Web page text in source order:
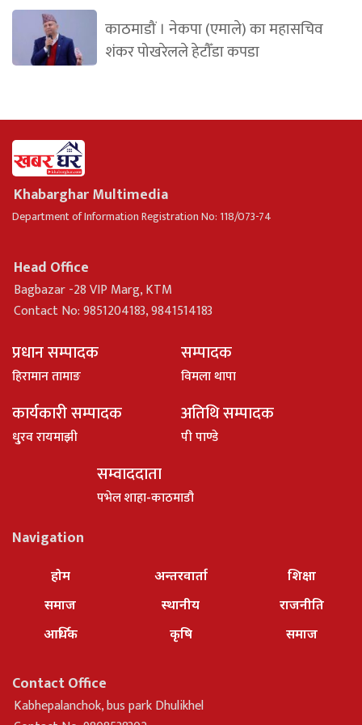
काठमाडौं । नेकपा (एमाले) का महासचिव
शंकर पोखरेलले हेटौँडा कपडा
Khabarghar Multimedia
Department of Information Registration No: 118/073-74
Head Office
Bagbazar -28 VIP Marg, KTM
Contact No: 9851204183, 9841514183
प्रधान सम्पादक
हिरामान तामाङ
सम्पादक
विमला थापा
कार्यकारी सम्पादक
धु्रव रायमाझी
अतिथि सम्पादक
पी पाण्डे
सम्वाददाता
पभेल शाहा-काठमाडौ
Navigation
होम
समाज
आर्थिक
अन्तरवार्ता
स्थानीय
कृषि
शिक्षा
राजनीति
समाज
Contact Office
Kabhepalanchok, bus park Dhulikhel